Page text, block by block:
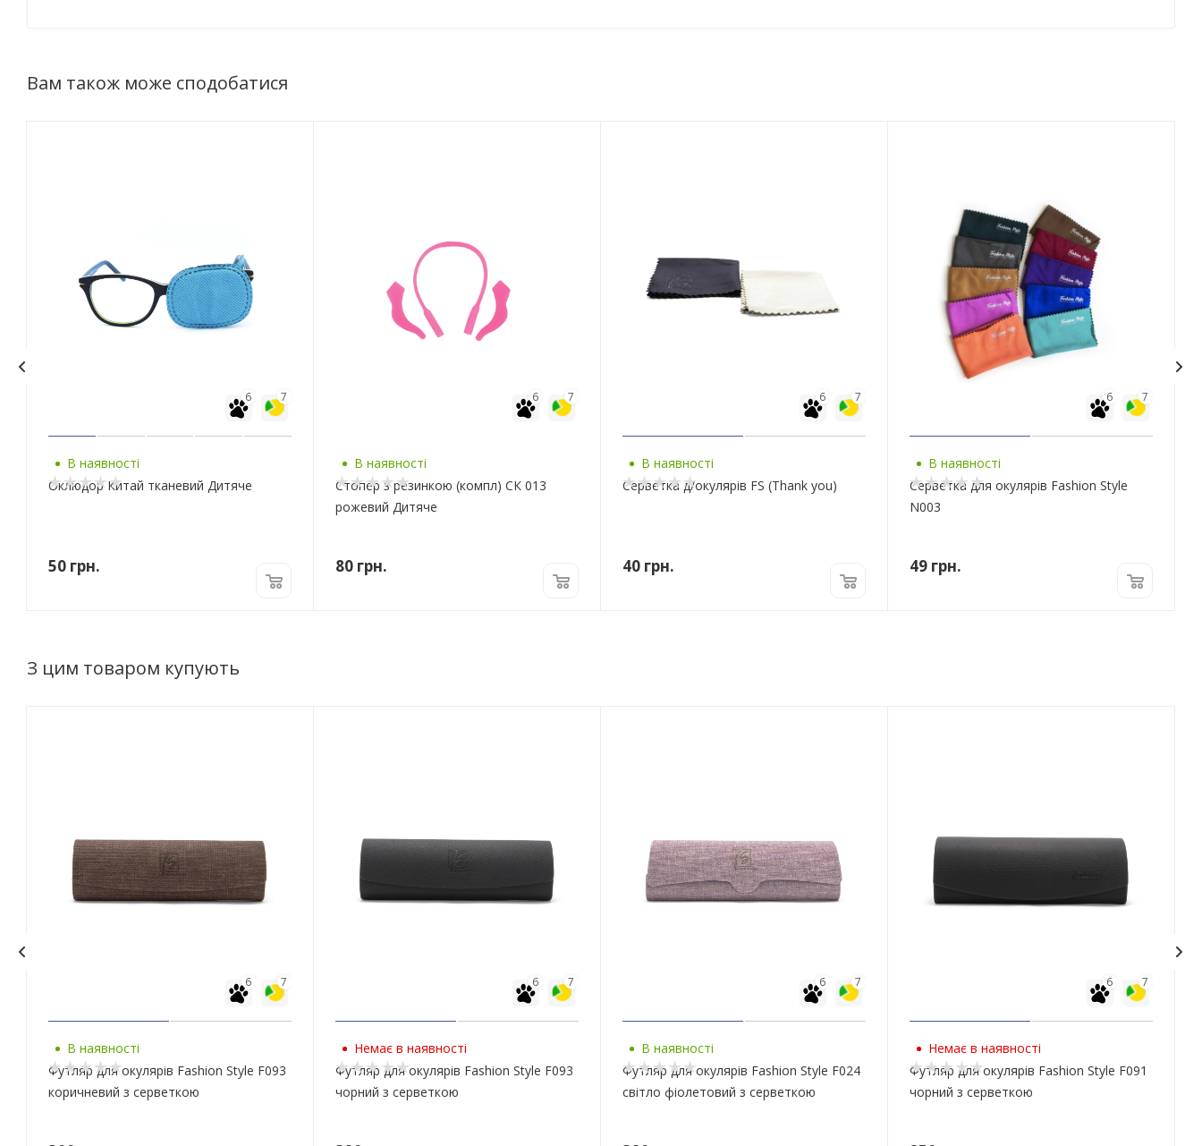
Вам також може сподобатися
7
6
В наявності
Оклюдор Китай тканевий Дитяче
50 грн.
7
6
В наявності
Стопер з резинкою (компл) СК 013
рожевий Дитяче
80 грн.
7
6
В наявності
Серветка д/окулярів FS (Thank you)
40 грн.
7
6
В наявності
Серветка для окулярів Fashion Style
N003
49 грн.
З цим товаром купують
7
6
В наявності
Футляр для окулярів Fashion Style F093
коричневий з серветкою
7
6
Немає в наявності
Футляр для окулярів Fashion Style F093
чорний з серветкою
7
6
В наявності
Футляр для окулярів Fashion Style F024
світло фіолетовий з серветкою
7
6
Немає в наявності
Футляр для окулярів Fashion Style F091
чорний з серветкою